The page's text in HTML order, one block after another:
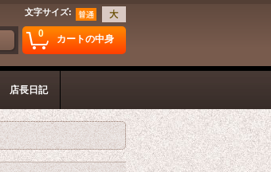
文字サイズ:
0 カートの中身
店長日記